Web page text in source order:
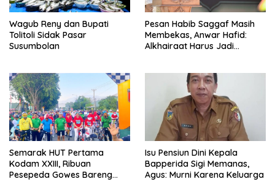
Wagub Reny dan Bupati
Tolitoli Sidak Pasar
Susumbolan
Pesan Habib Saggaf Masih
Membekas, Anwar Hafid:
Alkhairaat Harus Jadi
Semarak HUT Pertama
Kodam XXIII, Ribuan
Pesepeda Gowes Bareng
Isu Pensiun Dini Kepala
Bapperida Sigi Memanas,
Agus: Murni Karena Keluarga